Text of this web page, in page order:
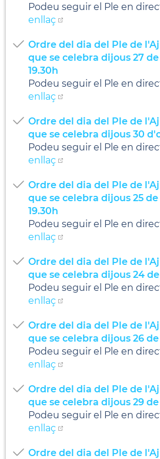
Podeu seguir el Ple en
enllaç
Ordre del dia del Ple de
que se celebra dijous 27
19.30h
Podeu seguir el Ple en
enllaç
Ordre del dia del Ple de
que se celebra dijous 30
Podeu seguir el Ple en
enllaç
Ordre del dia del Ple de
que se celebra dijous 25
19.30h
Podeu seguir el Ple en
enllaç
Ordre del dia del Ple de
que se celebra dijous 24
Podeu seguir el Ple en
enllaç
Ordre del dia del Ple de
que se celebra dijous 26 de
Podeu seguir el Ple en
enllaç
Ordre del dia del Ple de
que se celebra dijous 29
Podeu seguir el Ple en
enllaç
Ordre del dia del Ple de